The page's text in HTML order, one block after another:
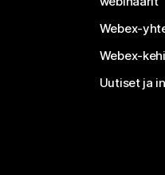
Webex-
Webex-
Uutiset ja